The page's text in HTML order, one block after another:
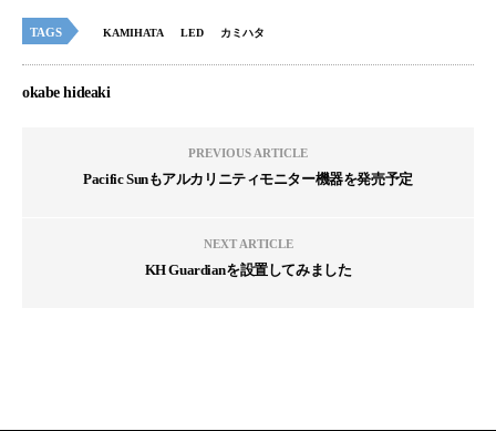
TAGS KAMIHATA LED カミハタ
okabe hideaki
PREVIOUS ARTICLE
Pacific Sunもアルカリニティモニター機器を発売予定
NEXT ARTICLE
KH Guardianを設置してみました